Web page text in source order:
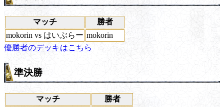
マッチ
勝者
mokorin vs はいぶらー mokorin
優勝者のデッキはこちら
準決勝
マッチ
勝者